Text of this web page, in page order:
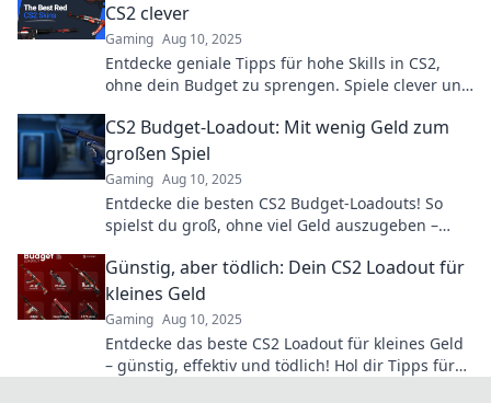
CS2 clever
Gaming Aug 10, 2025
Entdecke geniale Tipps für hohe Skills in CS2,
ohne dein Budget zu sprengen. Spiele clever und
CS2 Budget-Loadout: Mit wenig Geld zum
großen Spiel
Gaming Aug 10, 2025
Entdecke die besten CS2 Budget-Loadouts! So
spielst du groß, ohne viel Geld auszugeben –
Günstig, aber tödlich: Dein CS2 Loadout für
kleines Geld
Gaming Aug 10, 2025
Entdecke das beste CS2 Loadout für kleines Geld
– günstig, effektiv und tödlich! Hol dir Tipps für